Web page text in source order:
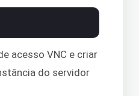
acesso VNC e criar
do servidor